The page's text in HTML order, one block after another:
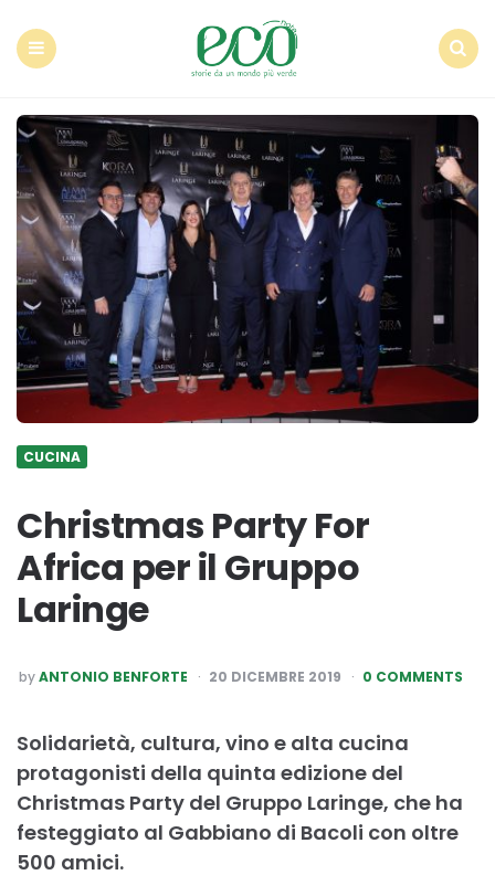
CUCINA
Christmas Party For
Africa per il Gruppo
Laringe
POSTED
BY
byANTONIO BENFORTE 20 DICEMBRE 2019 0 COMMENTS
Solidarietà, cultura, vino e alta cucina
protagonisti della quinta edizione del
Christmas Party del Gruppo Laringe, che ha
festeggiato al Gabbiano di Bacoli con oltre
500 amici.